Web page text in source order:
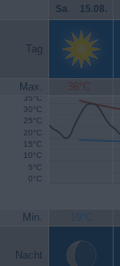
Sa. 15.08.
Tag
Max. 36°C
0°C
5°C
10°C
15°C
20°C
25°C
30°C
35°C
Min. 19°C
Nacht